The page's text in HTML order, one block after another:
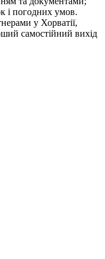
і погодних умов.
у Хорватії,
самостійний вихід